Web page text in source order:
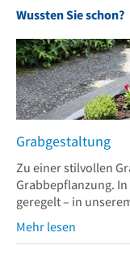
Wussten Sie schon?
Grabgestaltung
Zu einer stilvollen
Grabbepflanzung.
geregelt – in
Mehr lesen